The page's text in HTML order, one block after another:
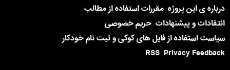
درباره ی این پروژه مقررات استفاده از مطالب
انتقادات و پیشنهادات حریم خصوصی
سیاست استفاده از فایل های کوکی و ثبت نام خودکار
Privacy Feedback
RSS